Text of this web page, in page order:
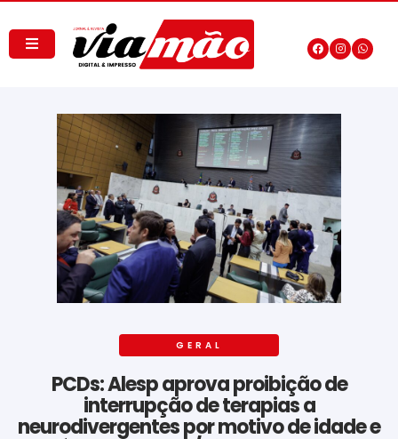
GERAL
PCDs: Alesp aprova proibição de
interrupção de terapias a
neurodivergentes por motivo de idade e